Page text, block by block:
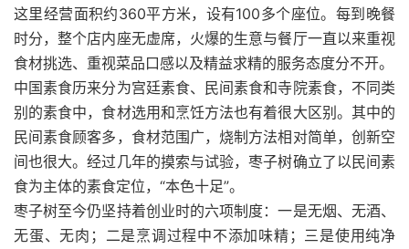
这里经营面积约360平方米，设有100多个座位。每到晚餐
时分，整个店内座无虚席，火爆的生意与餐厅一直以来重视
食材挑选、重视菜品口感以及精益求精的服务态度分不开。
中国素食历来分为宫廷素食、民间素食和寺院素食，不同类
别的素食中，食材选用和烹饪方法也有着很大区别。其中的
民间素食顾客多，食材范围广，烧制方法相对简单，创新空
间也很大。经过几年的摸索与试验，枣子树确立了以民间素
食为主体的素食定位，“本色十足”。
枣子树至今仍坚持着创业时的六项制度：一是无烟、无酒、
无蛋、无肉；二是烹调过程中不添加味精；三是使用纯净